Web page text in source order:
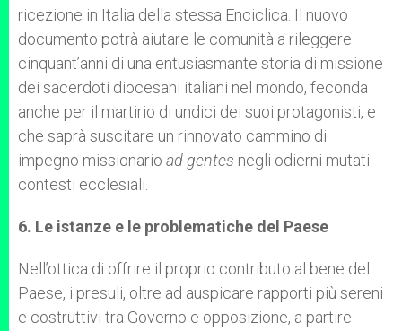
ricezione in Italia della stessa Enciclica. Il nuovo
documento potrà aiutare le comunità a rileggere
cinquant’anni di una entusiasmante storia di missione
dei sacerdoti diocesani italiani nel mondo, feconda
anche per il martirio di undici dei suoi protagonisti, e
che saprà suscitare un rinnovato cammino di
impegno missionario ad gentes negli odierni mutati
contesti ecclesiali.
6. Le istanze e le problematiche del Paese
Nell’ottica di offrire il proprio contributo al bene del
Paese, i presuli, oltre ad auspicare rapporti più sereni
e costruttivi tra Governo e opposizione, a partire